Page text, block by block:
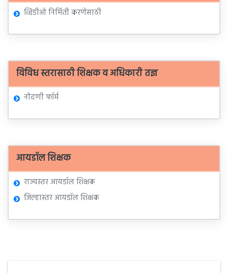
व्हिडीओ निर्मिती करणेसाठी
विविध स्तरासाठी शिक्षक व अधिकारी तज्ञ
नोंदणी फॉर्म
आयडॉल शिक्षक
राज्यस्तर आयडॉल शिक्षक
जिल्हास्तर आयडॉल शिक्षक